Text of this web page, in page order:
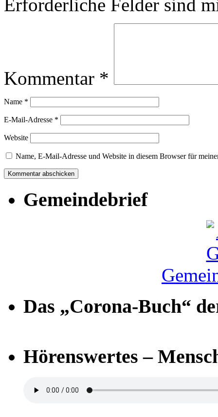
Erforderliche Felder sind
Kommentar *
Name *
E-Mail-Adresse *
Website
Name, E-Mail-Adresse und Website in diesem Browser für
Gemeindebrief
Das „Corona-Buch“
Hörenswertes –